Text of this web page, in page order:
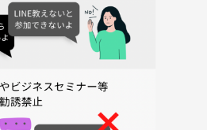
為は禁止しております。商品の販売やビ
た方の参加はご遠慮願います。ルール違
いします。